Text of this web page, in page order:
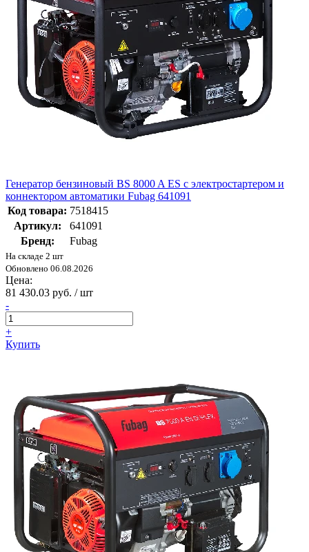
Генератор бензиновый BS 8000 A ES с электростартером и
коннектором автоматики Fubag 641091
Код товара: 7518415
Артикул:
641091
Бренд:
Fubag
На складе 2 шт
Обновлено 06.08.2026
Цена:
81 430.03 руб. / шт
-
+
Купить